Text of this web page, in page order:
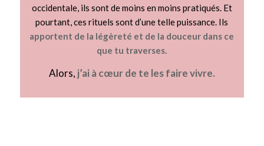
occidentale, ils sont de moins en moins pratiqués. Et
pourtant, ces rituels sont d’une telle puissance. Ils
apportent de la légèreté et de la douceur dans ce
que tu traverses.
Alors, j’ai à cœur de te les faire vivre.